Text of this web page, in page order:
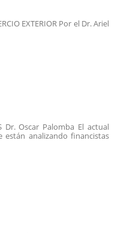
EXTERIOR Por el Dr. Ariel
Dr. Oscar Palomba El actual
analizando financistas